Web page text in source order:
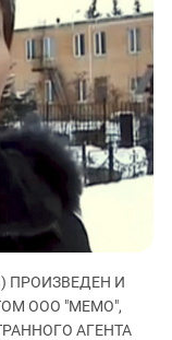
В ЧЕЧНЕ
АКТИВИСТОВ
И ПРОТЕСТЫ
ПРОИЗВЕДЕН И
ООО "МЕМО",
АГЕНТА